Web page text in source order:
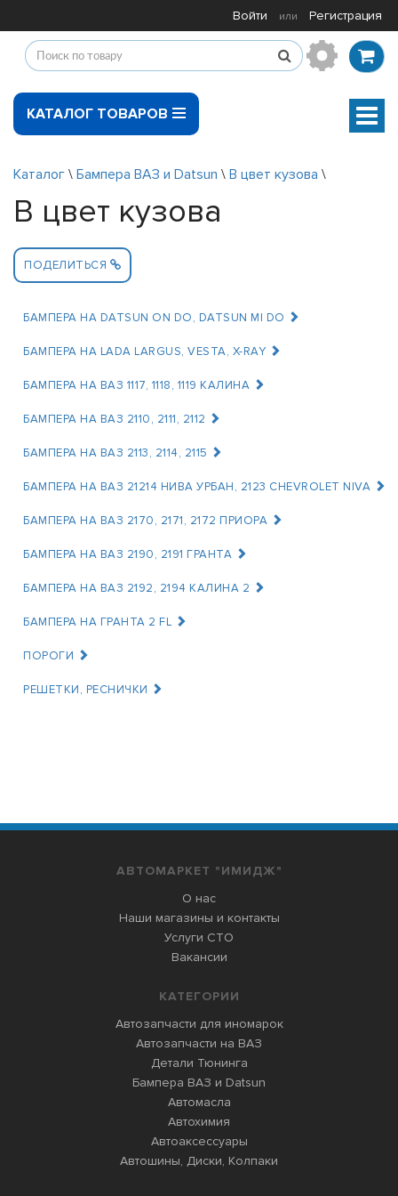
Войти или Регистрация
КАТАЛОГ ТОВАРОВ
Каталог \ Бампера ВАЗ и Datsun \ В цвет кузова \
В цвет кузова
ПОДЕЛИТЬСЯ
БАМПЕРА НА DATSUN ON DO, DATSUN MI DO
БАМПЕРА НА LADA LARGUS, VESTA, X-RAY
БАМПЕРА НА ВАЗ 1117, 1118, 1119 КАЛИНА
БАМПЕРА НА ВАЗ 2110, 2111, 2112
БАМПЕРА НА ВАЗ 2113, 2114, 2115
БАМПЕРА НА ВАЗ 21214 НИВА УРБАН, 2123 CHEVROLET NIVA
БАМПЕРА НА ВАЗ 2170, 2171, 2172 ПРИОРА
БАМПЕРА НА ВАЗ 2190, 2191 ГРАНТА
БАМПЕРА НА ВАЗ 2192, 2194 КАЛИНА 2
БАМПЕРА НА ГРАНТА 2 FL
ПОРОГИ
РЕШЕТКИ, РЕСНИЧКИ
АВТОМАРКЕТ "ИМИДЖ"
О нас
Наши магазины и контакты
Услуги СТО
Вакансии
КАТЕГОРИИ
Автозапчасти для иномарок
Автозапчасти на ВАЗ
Детали Тюнинга
Бампера ВАЗ и Datsun
Автомасла
Автохимия
Автоаксессуары
Автошины, Диски, Колпаки